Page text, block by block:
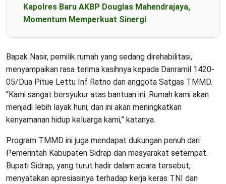
Kapolres Baru AKBP Douglas Mahendrajaya,
Momentum Memperkuat Sinergi
Bapak Nasir, pemilik rumah yang sedang direhabilitasi,
menyampaikan rasa terima kasihnya kepada Danramil 1420-
05/Dua Pitue Lettu Inf Ratno dan anggota Satgas TMMD.
“Kami sangat bersyukur atas bantuan ini. Rumah kami akan
menjadi lebih layak huni, dan ini akan meningkatkan
kenyamanan hidup keluarga kami,” katanya.
Program TMMD ini juga mendapat dukungan penuh dari
Pemerintah Kabupaten Sidrap dan masyarakat setempat.
Bupati Sidrap, yang turut hadir dalam acara tersebut,
menyatakan apresiasinya terhadap kerja keras TNI dan